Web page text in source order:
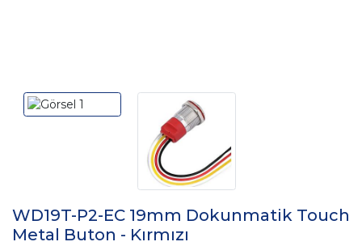
WD19T-P2-EC 19mm Dokunmatik Touch
Metal Buton - Kırmızı